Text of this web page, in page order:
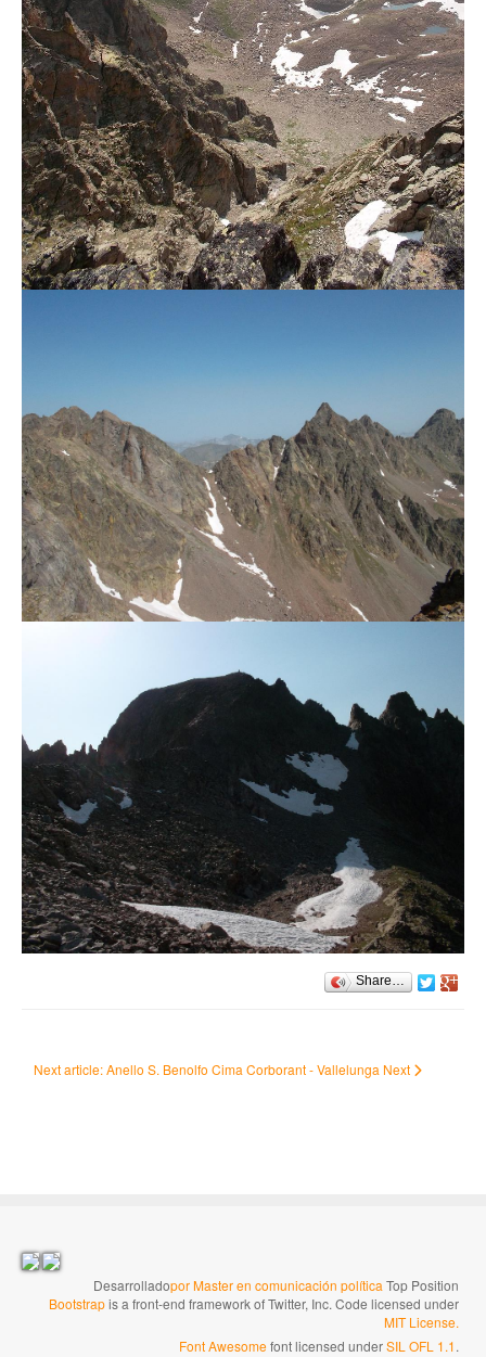
Share…
Next article: Anello S. Benolfo Cima Corborant - Vallelunga Next
Desarrolladopor Master en comunicación política Top Position
Bootstrapis a front-end framework of Twitter, Inc. Code licensed under
MIT License.
Font Awesomefont licensed underSIL OFL 1.1.